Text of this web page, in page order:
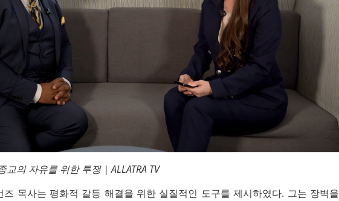
교의 자유를 위한 투쟁 | ALLATRA TV
목사는 평화적 갈등 해결을 위한 실질적인 도구를 제시하였다. 그는 장벽을